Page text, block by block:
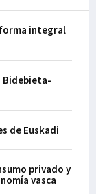
integral
Bidebieta-
de Euskadi
privado y
vasca